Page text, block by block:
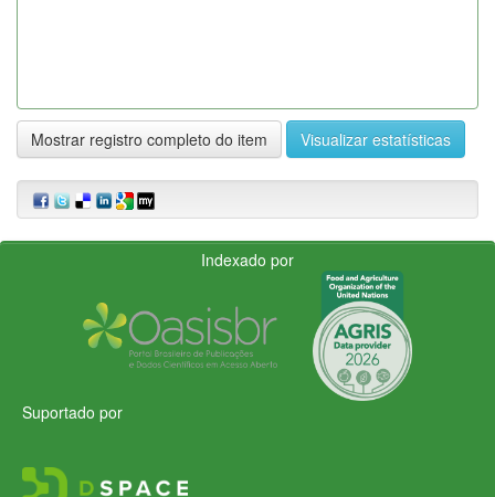
Mostrar registro completo do item Visualizar estatísticas
Indexado por
Suportado por